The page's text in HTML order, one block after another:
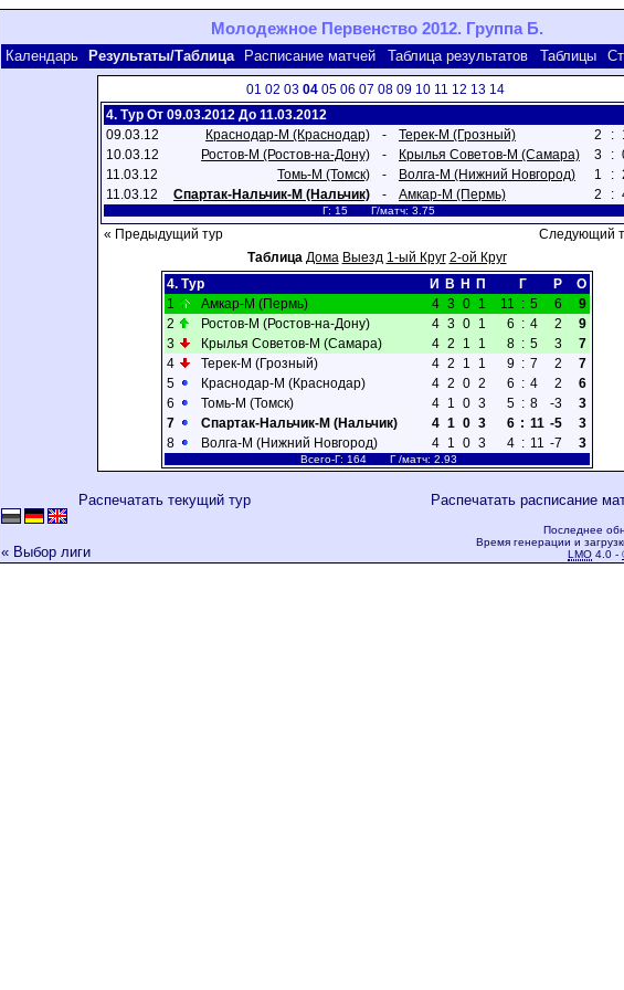
Молодежное Первенство 2012. Группа Б.
Календарь Результаты/Таблица Расписание матчей Таблица результатов Таблицы
01 02 03 04 05 06 07 08 09 10 11 12 13 14
4. Тур От 09.03.2012 До 11.03.2012
09.03.12
Краснодар-М (Краснодар) - Терек-М (Грозный) 2 :
10.03.12
Ростов-М (Ростов-на-Дону) - Крылья Советов-М (Самара) 3 :
11.03.12
Томь-М (Томск) - Волга-М (Нижний Новгород) 1 :
11.03.12
Спартак-Нальчик-М (Нальчик) - Амкар-М (Пермь) 2 :
Г: 15 Г/матч: 3.75
« Предыдущий тур
Следующий
Таблица Дома Выезд 1-ый Круг 2-ой Круг
4. Тур
И В Н П Г Р
О
1
Амкар-М (Пермь) 4 3 0 1 11 : 5 6
9
2
Ростов-М (Ростов-на-Дону) 4 3 0 1 6 : 4 2
9
3
Крылья Советов-М (Самара) 4 2 1 1 8 : 5 3
7
4
Терек-М (Грозный) 4 2 1 1 9 : 7 2
7
5
Краснодар-М (Краснодар) 4 2 0 2 6 : 4 2
6
6
Томь-М (Томск) 4 1 0 3 5 : 8 -3
3
7
Спартак-Нальчик-М (Нальчик) 4 1 0 3 6 : 11 -5
3
8
Волга-М (Нижний Новгород) 4 1 0 3 4 : 11 -7 3
Всего-Г: 164 Г /матч: 2.93
Распечатать текущий тур Распечатать расписание
« Выбор лиги
Последнее
Время генерации и
LMO 4.0 -